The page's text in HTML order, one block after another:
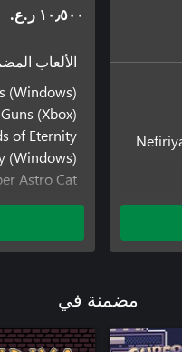
١٠٫٥٠٠ ر.ع.‏
الألعاب
(Windows)
(Xbox)
of Eternity
(Windows)
Astro Cat
(Windows)
مضمنة في